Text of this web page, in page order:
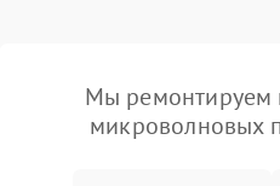
Мы ремонтируем
микроволновых